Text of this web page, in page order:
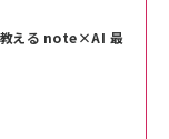
教える note×AI 最